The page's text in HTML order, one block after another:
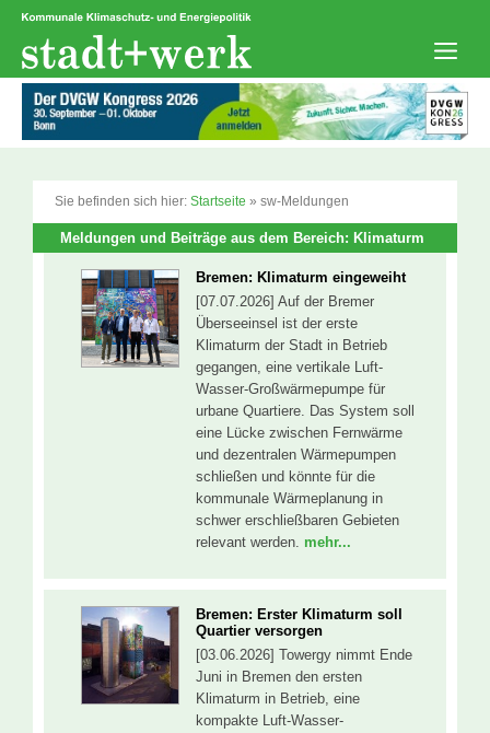
Zum
springen
Sie befinden sich hier: Startseite » sw-Meldungen
Meldungen und Beiträge aus dem Bereich: Klimaturm
Bremen: Klimaturm eingeweiht
[07.07.2026] Auf der Bremer
Überseeinsel ist der erste
Klimaturm der Stadt in Betrieb
gegangen, eine vertikale Luft-
Wasser-Großwärmepumpe für
urbane Quartiere. Das System soll
eine Lücke zwischen Fernwärme
und dezentralen Wärmepumpen
schließen und könnte für die
kommunale Wärmeplanung in
schwer erschließbaren Gebieten
relevant werden. mehr...
Bremen: Erster Klimaturm soll
Quartier versorgen
[03.06.2026] Towergy nimmt Ende
Juni in Bremen den ersten
Klimaturm in Betrieb, eine
kompakte Luft-Wasser-